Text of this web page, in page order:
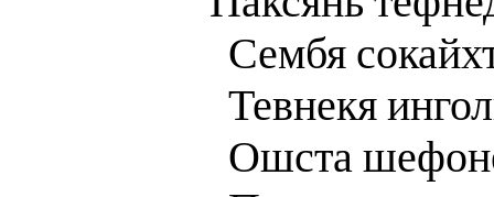
Сембя
Тевнекя
Ошста